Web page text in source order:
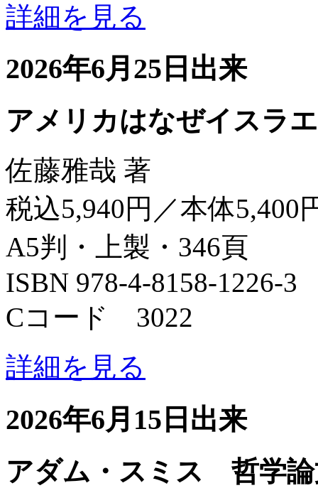
詳細を見る
2026年6月25日出来
アメリカはなぜイスラ
佐藤雅哉 著
税込5,940円／本体5,400
A5判・上製・346頁
ISBN 978-4-8158-1226-3
Cコード 3022
詳細を見る
2026年6月15日出来
アダム・スミス 哲学論